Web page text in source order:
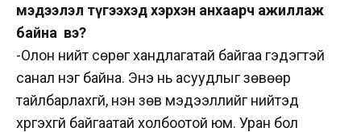
мэдээлэл түгээхэд хэрхэн анхаарч ажиллаж
байна вэ?
-Олон нийт сөрөг хандлагатай байгаа гэдэгтэй
санал нэг байна. Энэ нь асуудлыг зөвөөр
тайлбарлахгүй, үнэн зөв мэдээллийг нийтэд
хүргэхгүй байгаатай холбоотой юм. Уран бол